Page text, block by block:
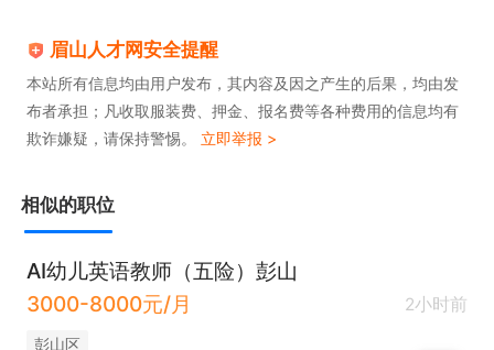
眉山人才网安全提醒
本站所有信息均由用户发布，其内容及因之产生的后果，均由发
布者承担；凡收取服装费、押金、报名费等各种费用的信息均有
欺诈嫌疑，请保持警惕。 立即举报 >
相似的职位
AI幼儿英语教师（五险）彭山
3000-8000元/月
2小时前
彭山区